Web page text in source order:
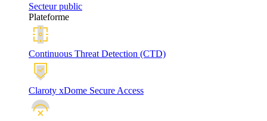
Secteur public
Plateforme
Continuous Threat Detection (CTD)
Claroty xDome Secure Access